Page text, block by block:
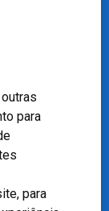
para
, para
Porto Alegre -